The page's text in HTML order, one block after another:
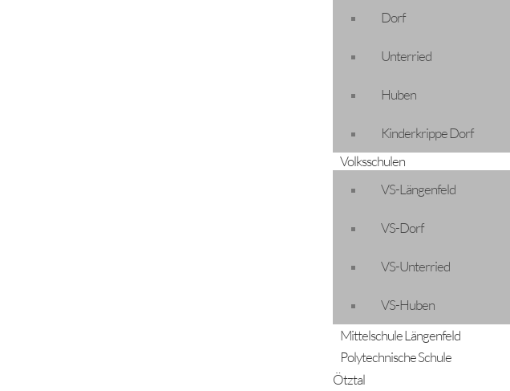
Dorf
Unterried
Huben
Kinderkrippe Dorf
Volksschulen
VS-Längenfeld
VS-Dorf
VS-Unterried
VS-Huben
Mittelschule Längenfeld
Polytechnische Schule
Ötztal